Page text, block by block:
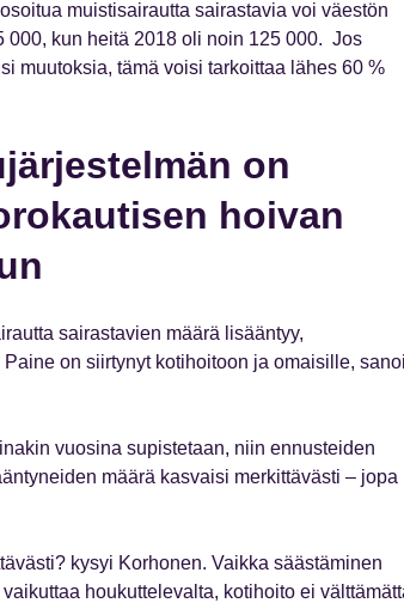
muistisairautta sairastavia voi väestön
kun heitä 2018 oli noin 125 000. Jos
muutoksia, tämä voisi tarkoittaa lähes 60 %
on
hoivan
sairastavien määrä lisääntyy,
on siirtynyt kotihoitoon ja omaisille, sanoi
vuosina supistetaan, niin ennusteiden
määrä kasvaisi merkittävästi – jopa
kysyi Korhonen. Vaikka säästäminen
houkuttelevalta, kotihoito ei